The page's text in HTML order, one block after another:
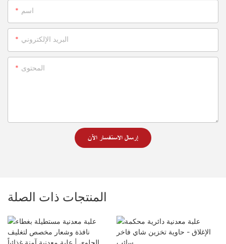
اسم
البريد الإلكتروني
المحتوى
إرسال الاستفسار الآن
المنتجات ذات الصلة